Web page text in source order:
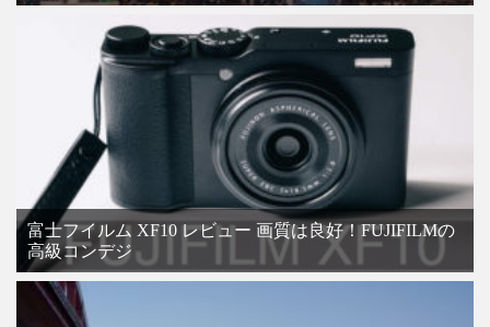
富士フイルム XF10 レビュー 画質は良好！FUJIFILMの
高級コンデジ